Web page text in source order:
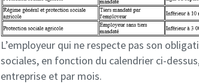
L’employeur qui ne respecte pas son
sociales, en fonction du calendrier ci-
entreprise et par mois.